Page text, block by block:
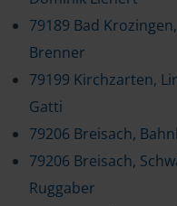
79189 Bad
Brenner
79199 Kirchzarten,
Gatti
79206 Breisach,
79206 Breisach,
Ruggaber